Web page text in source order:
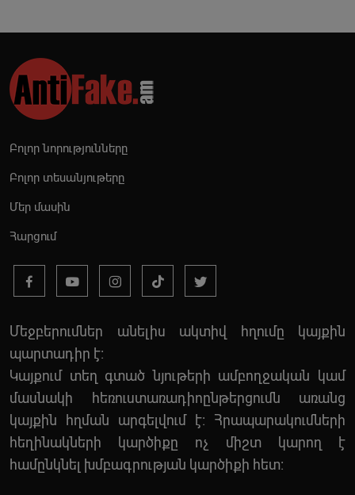
Բոլոր նորությունները
Բոլոր տեսանյութերը
Մեր մասին
Հարցում
Մեջբերումներ անելիս ակտիվ հղումը կայքին
պարտադիր է:
Կայքում տեղ գտած նյութերի ամբողջական կամ
մասնակի հեռուստառադիոընթերցումն առանց
կայքին հղման արգելվում է: Հրապարակումների
հեղինակների կարծիքը ոչ միշտ կարող է
համընկնել խմբագրության կարծիքի հետ: